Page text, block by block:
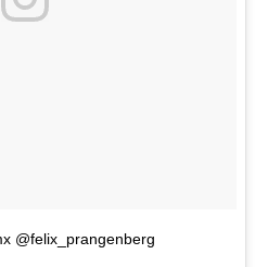
@felix_prangenberg